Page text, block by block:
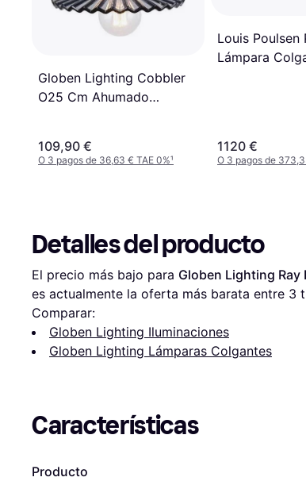
Globen Lighting Cobbler
O25 Cm Ahumado
109,90 €
O 3 pagos de 36,63 € TAE 0%¹
Louis
Lámpara
1120 €
O 3 pagos de
Detalles del producto
El precio más bajo para Globen Lighting
es actualmente la oferta más barata entre 3
Comparar:
Globen Lighting Iluminaciones
Globen Lighting Lámparas Colgantes
Características
Producto